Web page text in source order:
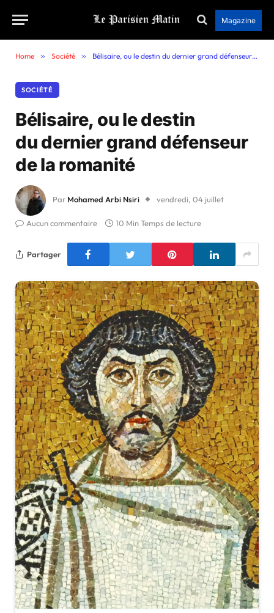
Magazine
Home » Société » Bélisaire, ou le destin du dernier grand défenseur de la romanité
SOCIÉTÉ
Bélisaire, ou le destin
du dernier grand défenseur
de la romanité
Par Mohamed Arbi Nsiri vendredi, 04 juillet
Aucun commentaire 10 Min Temps de lecture
Partager